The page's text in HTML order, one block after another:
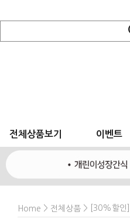
전체상품보기 이벤트
Home > 전체상품 > [30%할인]